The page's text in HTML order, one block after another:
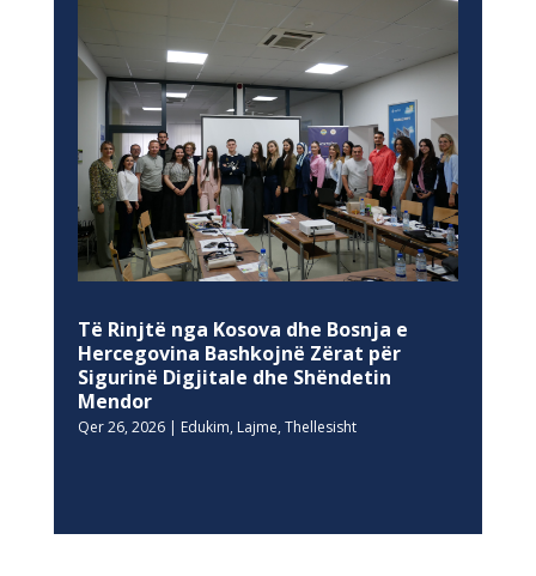
Të Rinjtë nga Kosova dhe Bosnja e
Hercegovina Bashkojnë Zërat për
Sigurinë Digjitale dhe Shëndetin
Mendor
Qer 26, 2026| Edukim, Lajme, Thellesisht